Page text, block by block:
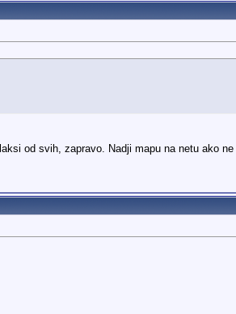
od svih, zapravo. Nadji mapu na netu ako